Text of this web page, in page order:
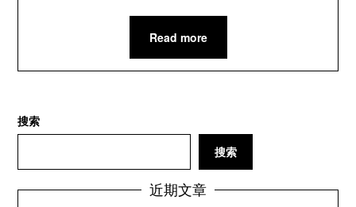
Read more
搜索
搜索
近期文章